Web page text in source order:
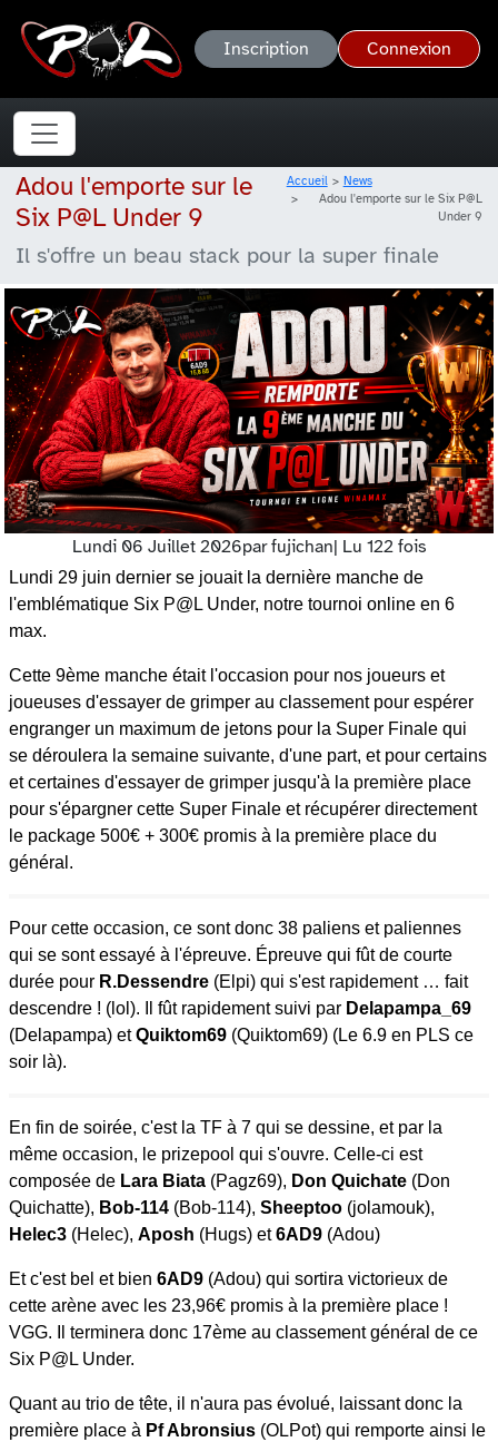
Inscription Connexion
Adou l'emporte sur le
Six P@L Under 9
Accueil
News
Adou l'emporte sur le Six P@L
Under 9
Il s'offre un beau stack pour la super finale
Lundi 06 Juillet 2026par fujichan| Lu 122 fois
Lundi 29 juin dernier se jouait la dernière manche de
l'emblématique Six P@L Under, notre tournoi online en 6
max.
Cette 9ème manche était l'occasion pour nos joueurs et
joueuses d'essayer de grimper au classement pour espérer
engranger un maximum de jetons pour la Super Finale qui
se déroulera la semaine suivante, d'une part, et pour certains
et certaines d'essayer de grimper jusqu'à la première place
pour s'épargner cette Super Finale et récupérer directement
le package 500€ + 300€ promis à la première place du
général.
Pour cette occasion, ce sont donc 38 paliens et paliennes
qui se sont essayé à l'épreuve. Épreuve qui fût de courte
durée pour R.Dessendre (Elpi) qui s'est rapidement … fait
descendre ! (lol). Il fût rapidement suivi par Delapampa_69
(Delapampa) etQuiktom69 (Quiktom69) (Le 6.9 en PLS ce
soir là).
En fin de soirée, c'est la TF à 7 qui se dessine, et par la
même occasion, le prizepool qui s'ouvre. Celle-ci est
composée de Lara Biata (Pagz69), Don Quichate (Don
Quichatte), Bob-114 (Bob-114), Sheeptoo (jolamouk),
Helec3 (Helec), Aposh (Hugs) et6AD9 (Adou)
Et c'est bel et bien 6AD9 (Adou) qui sortira victorieux de
cette arène avec les 23,96€ promis à la première place !
VGG. Il terminera donc 17ème au classement général de ce
Six P@L Under.
Quant au trio de tête, il n'aura pas évolué, laissant donc la
première place à Pf Abronsius (OLPot) qui remporte ainsi le